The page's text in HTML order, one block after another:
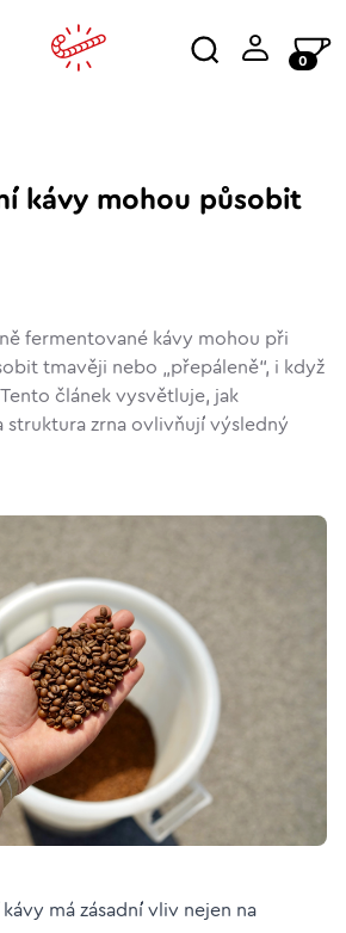
0
kávy mohou působit
fermentované kávy mohou při
tmavěji nebo „přepáleně“, i když
článek vysvětluje, jak
struktura zrna ovlivňují výsledný
kávy má zásadní vliv nejen na